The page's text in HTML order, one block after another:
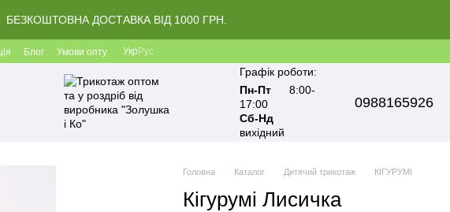
БЕЗКОШТОВНА ДОСТАВКА ВІД 1000 ГРН.
Блог Умови опту Укр Рус
Графік роботи:
Пн-Пт
8:00-
17:00
Сб-Нд
вихідний
0988165926
Головна Каталог Дитячий трикотаж КІГУРУМІ
Кігурумі Лисичка